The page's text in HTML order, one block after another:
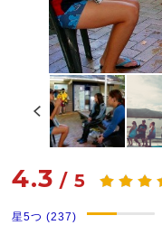
4.3 /5
星5つ (237)